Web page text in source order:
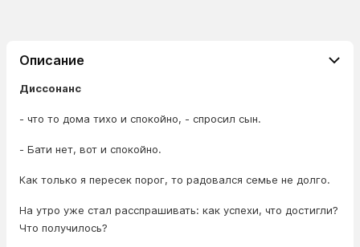
Описание
Диссонанс
- что то дома тихо и спокойно, - спросил сын.
- Бати нет, вот и спокойно.
Как только я пересек порог, то радовался семье не долго.
На утро уже стал расспрашивать: как успехи, что достигли?
Что получилось?